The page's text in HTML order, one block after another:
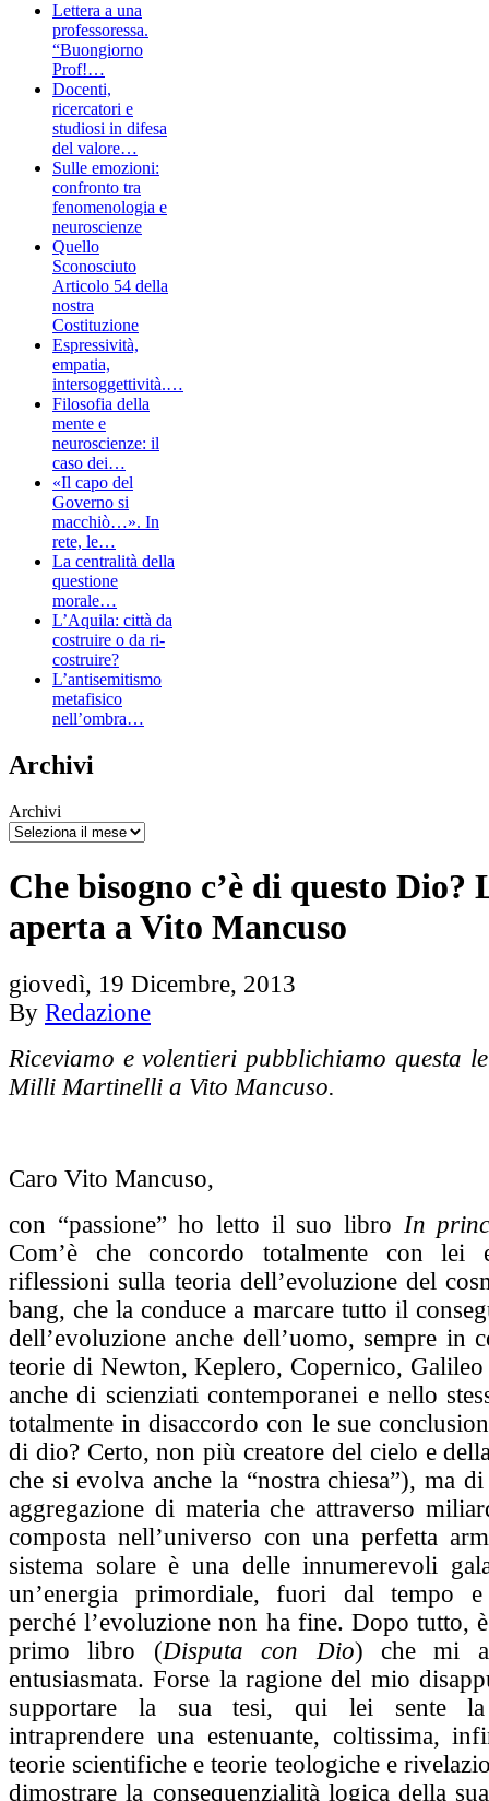
Lettera a una
professoressa.
“Buongiorno
Prof!…
Docenti,
ricercatori e
studiosi in difesa
del valore…
Sulle emozioni:
confronto tra
fenomenologia e
neuroscienze
Quello
Sconosciuto
Articolo 54 della
nostra
Costituzione
Espressività,
empatia,
intersoggettività.…
Filosofia della
mente e
neuroscienze: il
caso dei…
«Il capo del
Governo si
macchiò…». In
rete, le…
La centralità della
questione
morale…
L’Aquila: città da
costruire o da ri-
costruire?
L’antisemitismo
metafisico
nell’ombra…
Archivi
Archivi
Che bisogno c’è di questo Dio?
aperta a Vito Mancuso
giovedì, 19 Dicembre, 2013
By Redazione
Riceviamo e volentieri pubblichiamo questa
Milli Martinelli a Vito Mancuso.
Caro Vito Mancuso,
con “passione” ho letto il suo libro In
Com’è che concordo totalmente con
riflessioni sulla teoria dell’evoluzione del
bang, che la conduce a marcare tutto il
dell’evoluzione anche dell’uomo, sempre in
teorie di Newton, Keplero, Copernico,
anche di scienziati contemporanei e nello
totalmente in disaccordo con le sue
di dio? Certo, non più creatore del cielo e
che si evolva anche la “nostra chiesa”), ma
aggregazione di materia che attraverso
composta nell’universo con una perfetta
sistema solare è una delle innumerevoli
un’energia primordiale, fuori dal tempo
perché l’evoluzione non ha fine. Dopo tutto,
primo libro (Disputa con Dio) che mi
entusiasmata. Forse la ragione del mio
supportare la sua tesi, qui lei sente la
intraprendere una estenuante, coltissima,
teorie scientifiche e teorie teologiche e
dimostrare la consequenzialità logica della